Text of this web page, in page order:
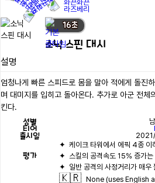
16초
소닉 스핀 대시
설명
엄청나게 빠른 스피드로 몸을 말아 적에게 돌진
며 대미지를 입히고 돌아온다. 추가로 아군 전체
킨다.
성별
티어
출시일
평가
🇰🇷 None (uses English